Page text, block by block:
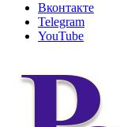
Вконтакте
Telegram
YouTube